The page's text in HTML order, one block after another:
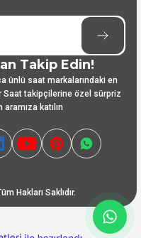
Takip Edin!
ünlü saat markalarındaki en
Saat takipçilerine özel sürpriz
katılın
Hakları Saklıdır.